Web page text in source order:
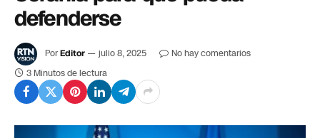
defenderse
PorEditor julio 8, 2025
No hay comentarios
3 Minutos de lectura